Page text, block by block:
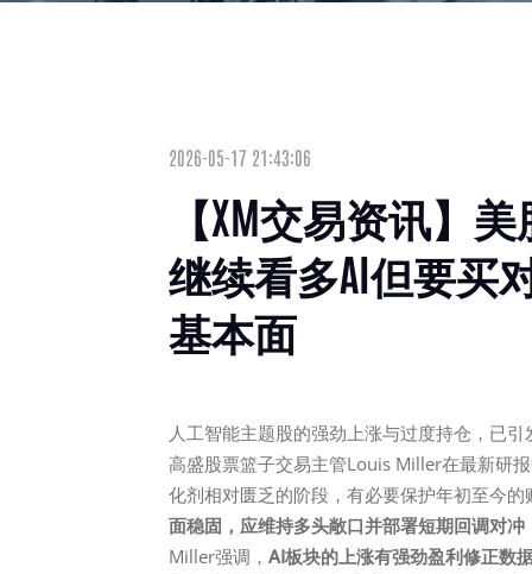
2026-05-17 21:43:06
【XM交易资讯】
继续看多AI但要买
基本面
人工智能主题股的强劲上涨与过度持仓，已
高盛股票篮子交易主管Louis Miller在最新研
化剂相对匮乏的阶段，有必要保护年初至今
面稳固，应维持多头敞口并部署短期回调对
Miller强调， AI板块的上涨有强劲盈利修正数